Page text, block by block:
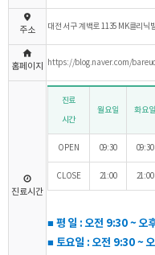
주소 대전 서구 계백로 1135 MK클리닉
홈페이지 https://blog.naver.com/
진료시간
진료
시간
월요일 화요일
OPEN 09:30 09:30
CLOSE 21:00 21:00
■ 평 일 : 오전 9:30 ~ 오
■ 토요일 : 오전 9:30 ~